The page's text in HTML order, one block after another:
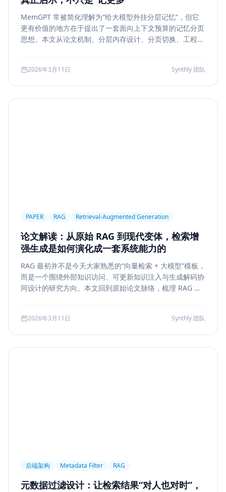
MemGPT 常被简化理解为“给大模型外挂分层记忆”，但它
更有价值的地方在于提出了一套面向上下文预算的记忆分页
思想。本文从论文机制、分层内存设计、分页切换、工程可
2026年3月11日 Synthly 团队
PAPER RAG Retrieval-Augmented Generation
论文解读：从原始 RAG 到现代变体，检索增
强生成是如何演化成一套系统能力的
RAG 最初并不是今天大家熟悉的“向量检索 + 大模型”模板，
而是一个围绕外部知识访问、可更新知识注入与生成解码协
同设计的研究方向。本文回到原始论文脉络，梳理 RAG 如
retrieval 等现代变体，并总结其中真正持续成立的工程原
则。
2026年3月11日 Synthly 团队
后端架构 Metadata Filter RAG
元数据过滤设计：让检索结果“对人也对时”，